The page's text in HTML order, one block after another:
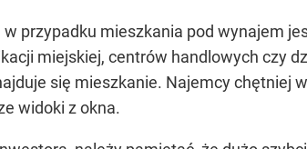
przypadku mieszkania pod wynajem
miejskiej, centrów handlowych czy
się mieszkanie. Najemcy chętniej
widoki z okna.